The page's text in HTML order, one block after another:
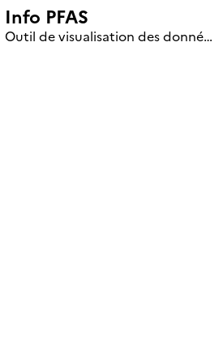
Info PFAS
Outil de visualisation des données nationales de surveillance des substances PFAS (mise à jour le 1er jour de chaque mois)